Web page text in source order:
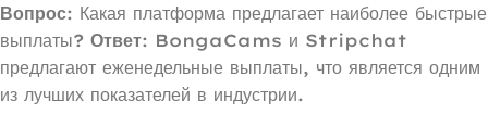
Вопрос: Какая платформа предлагает наиболее быстрые
выплаты? Ответ: BongaCams и Stripchat
предлагают еженедельные выплаты, что является одним
из лучших показателей в индустрии.